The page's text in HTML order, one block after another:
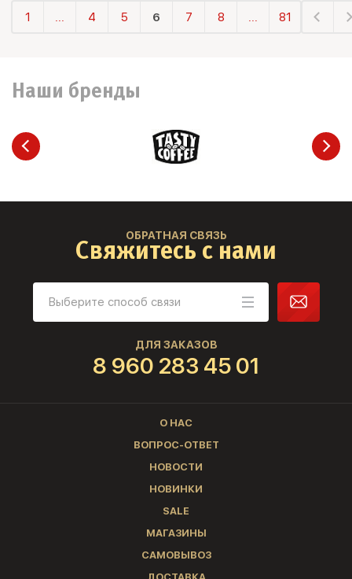
1 ... 4 5 6 7 8 ... 81
Наши бренды
ОБРАТНАЯ СВЯЗЬ
Свяжитесь с нами
ДЛЯ ЗАКАЗОВ
8 960 283 45 01
О НАС
ВОПРОС-ОТВЕТ
НОВОСТИ
НОВИНКИ
SALE
МАГАЗИНЫ
САМОВЫВОЗ